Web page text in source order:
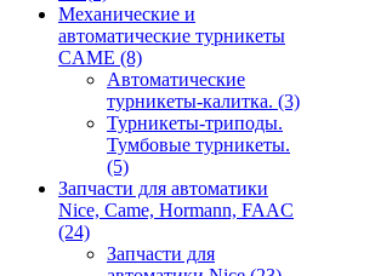
Механические и
автоматические турникеты
CAME (8)
Автоматические
турникеты-калитка. (3)
Турникеты-триподы.
Тумбовые турникеты.
(5)
Запчасти для автоматики
Nice, Came, Hormann, FAAC
(24)
Запчасти для